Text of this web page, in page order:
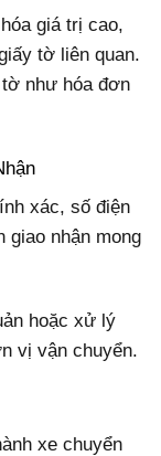
giá trị cao,
tờ liên quan.
như hóa đơn
xác, số điện
giao nhận mong
hoặc xử lý
vị vận chuyển.
xe chuyển